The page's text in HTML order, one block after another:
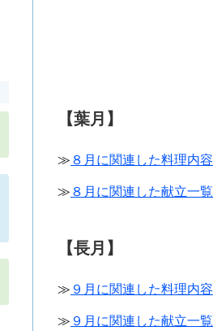
【葉月】
≫ ８月に関連した料理内容
≫ ８月に関連した献立一覧
【長月】
≫ ９月に関連した料理内容
≫ ９月に関連した献立一覧